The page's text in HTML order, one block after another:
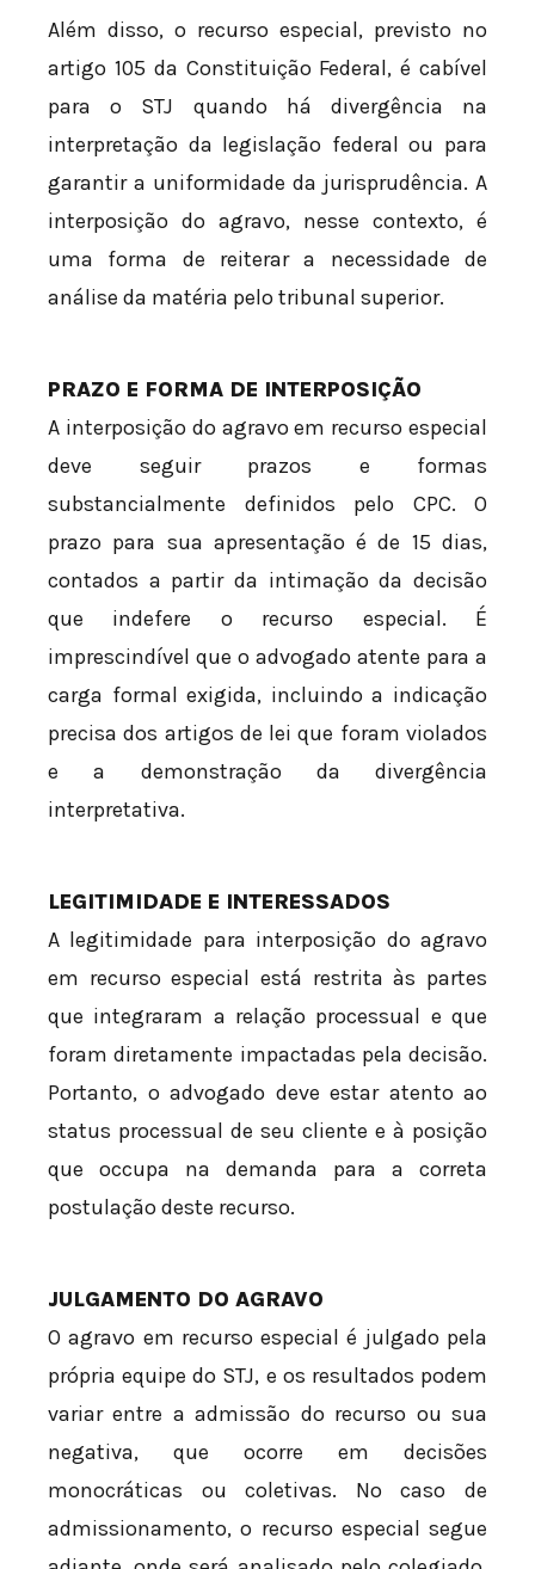
Além disso, o recurso especial, previsto no
artigo 105 da Constituição Federal, é cabível
para o STJ quando há divergência na
interpretação da legislação federal ou para
garantir a uniformidade da jurisprudência. A
interposição do agravo, nesse contexto, é
uma forma de reiterar a necessidade de
análise da matéria pelo tribunal superior.
PRAZO E FORMA DE INTERPOSIÇÃO
A interposição do agravo em recurso especial
deve seguir prazos e formas
substancialmente definidos pelo CPC. O
prazo para sua apresentação é de 15 dias,
contados a partir da intimação da decisão
que indefere o recurso especial. É
imprescindível que o advogado atente para a
carga formal exigida, incluindo a indicação
precisa dos artigos de lei que foram violados
e a demonstração da divergência
interpretativa.
LEGITIMIDADE E INTERESSADOS
A legitimidade para interposição do agravo
em recurso especial está restrita às partes
que integraram a relação processual e que
foram diretamente impactadas pela decisão.
Portanto, o advogado deve estar atento ao
status processual de seu cliente e à posição
que occupa na demanda para a correta
postulação deste recurso.
JULGAMENTO DO AGRAVO
O agravo em recurso especial é julgado pela
própria equipe do STJ, e os resultados podem
variar entre a admissão do recurso ou sua
negativa, que ocorre em decisões
monocráticas ou coletivas. No caso de
admissionamento, o recurso especial segue